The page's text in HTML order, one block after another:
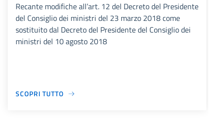
Recante modifiche all’art. 12 del Decreto del Presidente
del Consiglio dei ministri del 23 marzo 2018 come
sostituito dal Decreto del Presidente del Consiglio dei
ministri del 10 agosto 2018
SCOPRI TUTTO